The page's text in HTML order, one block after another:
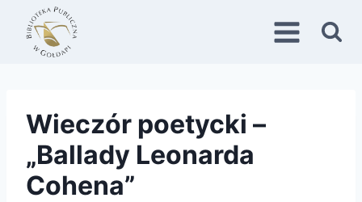
Przejdź
treści
Wieczór poetycki –
„Ballady Leonarda
Cohena”